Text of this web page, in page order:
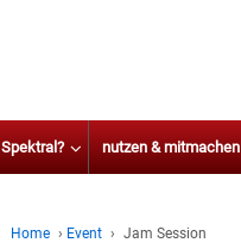
Spektral? nutzen & mitmachen
Home › Event › Jam Session